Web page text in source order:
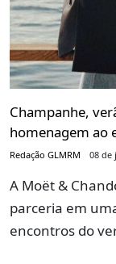
Champanhe,
homenagem ao
Redação GLMRM 08 de
A Moët &
parceria em
encontros do